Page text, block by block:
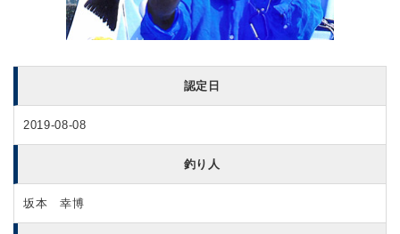
認定日
2019-08-08
釣り人
坂本 幸博